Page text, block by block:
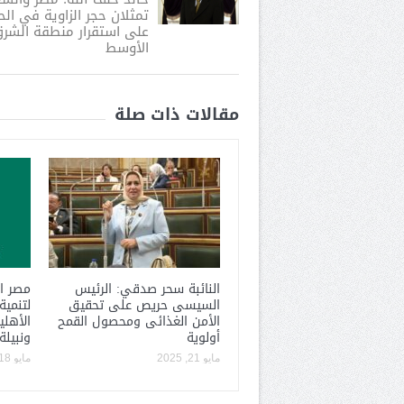
تمثلان حجر الزاوية في
على استقرار منطقة
الأوسط
مقالات ذات صلة
النائبة سحر صدقي: الرئيس
السيسى حريص على تحقيق
الأمن الغذائى ومحصول القمح
أولوية
مايو 21, 2025
مصر
مايو 18, 2025